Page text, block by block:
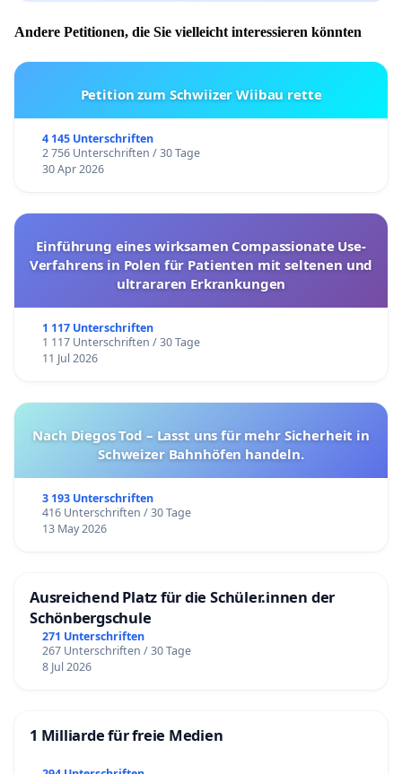
Andere Petitionen, die Sie vielleicht interessieren könnten
Petition zum Schwiizer Wiibau rette
4 145 Unterschriften
2 756 Unterschriften / 30 Tage
30 Apr 2026
Einführung eines wirksamen Compassionate Use-
Verfahrens in Polen für Patienten mit seltenen und
ultrararen Erkrankungen
1 117 Unterschriften
1 117 Unterschriften / 30 Tage
11 Jul 2026
Nach Diegos Tod – Lasst uns für mehr Sicherheit in
Schweizer Bahnhöfen handeln.
3 193 Unterschriften
416 Unterschriften / 30 Tage
13 May 2026
Ausreichend Platz für die Schüler.innen der
Schönbergschule
271 Unterschriften
267 Unterschriften / 30 Tage
8 Jul 2026
1 Milliarde für freie Medien